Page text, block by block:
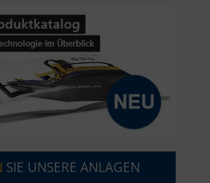
SIE UNSERE ANLAGEN